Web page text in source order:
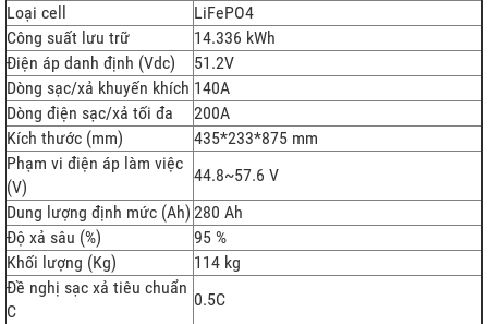
Loại cell
LiFePO4
Công suất lưu trữ
14.336 kWh
Điện áp danh định (Vdc)
51.2V
Dòng sạc/xả khuyến khích 140A
Dòng điện sạc/xả tối đa
200A
Kích thước (mm)
435*233*875 mm
Phạm vi điện áp làm việc
(V)
44.8~57.6 V
Dung lượng định mức (Ah) 280 Ah
Độ xả sâu (%)
95 %
Khối lượng (Kg)
114 kg
Đề nghị sạc xả tiêu chuẩn
C
0.5C